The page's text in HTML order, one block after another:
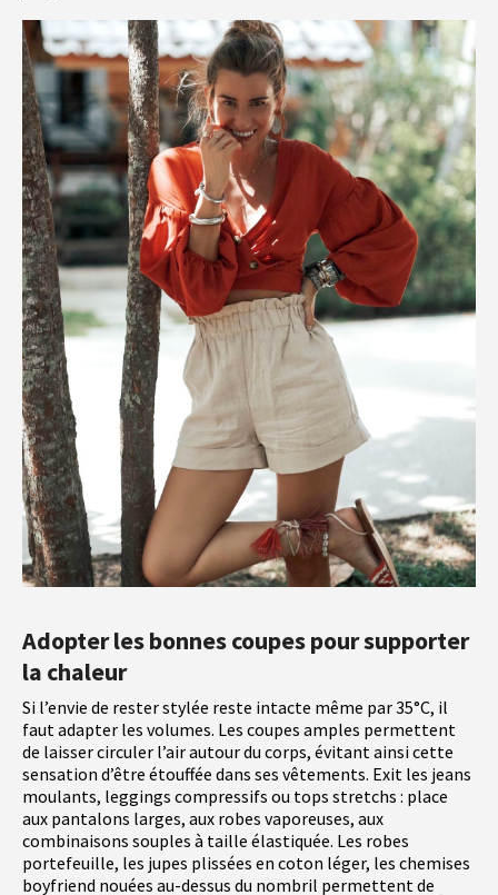
Adopter les bonnes coupes pour supporter
la chaleur
Si l’envie de rester stylée reste intacte même par 35°C, il
faut adapter les volumes. Les coupes amples permettent
de laisser circuler l’air autour du corps, évitant ainsi cette
sensation d’être étouffée dans ses vêtements. Exit les jeans
moulants, leggings compressifs ou tops stretchs : place
aux pantalons larges, aux robes vaporeuses, aux
combinaisons souples à taille élastiquée. Les robes
portefeuille, les jupes plissées en coton léger, les chemises
boyfriend nouées au-dessus du nombril permettent de